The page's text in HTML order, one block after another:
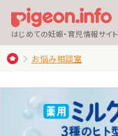
はじめての妊娠・育児情報サイト
お悩み相談室